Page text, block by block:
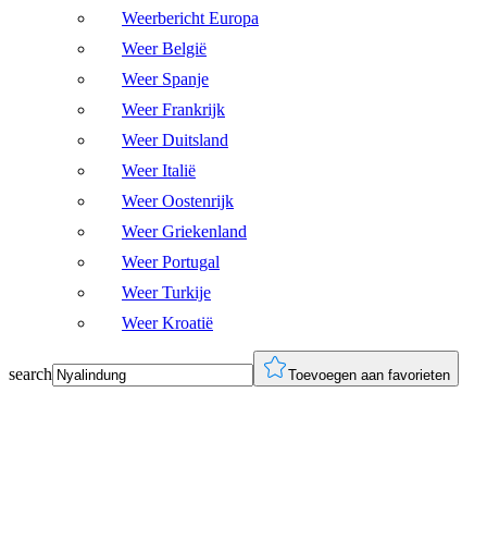
Weerbericht Europa
Weer België
Weer Spanje
Weer Frankrijk
Weer Duitsland
Weer Italië
Weer Oostenrijk
Weer Griekenland
Weer Portugal
Weer Turkije
Weer Kroatië
search Toevoegen aan favorieten